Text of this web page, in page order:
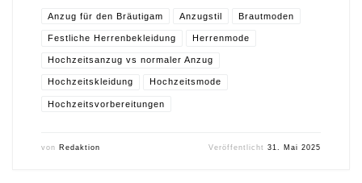
Anzug für den Bräutigam Anzugstil Brautmoden
Festliche Herrenbekleidung Herrenmode
Hochzeitsanzug vs normaler Anzug
Hochzeitskleidung Hochzeitsmode
Hochzeitsvorbereitungen
von Redaktion Veröffentlicht31. Mai 2025